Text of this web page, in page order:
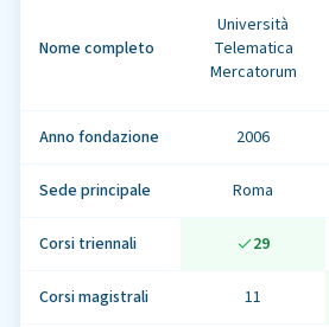
Nome completo
Università
Telematica
Mercatorum
Anno fondazione 2006
Sede principale Roma
Corsi triennali 29
Corsi magistrali 11